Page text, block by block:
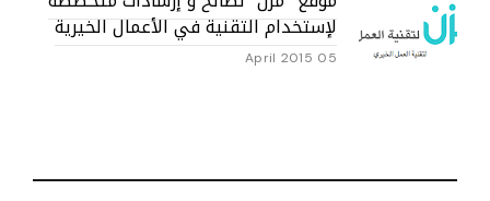
لإستخدام التقنية في الأعمال الخيرية
05 April 2015